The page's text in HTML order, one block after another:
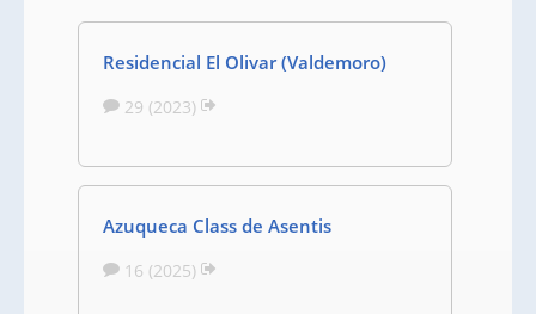
Residencial El Olivar (Valdemoro)
29 (2023)
Azuqueca Class de Asentis
16 (2025)